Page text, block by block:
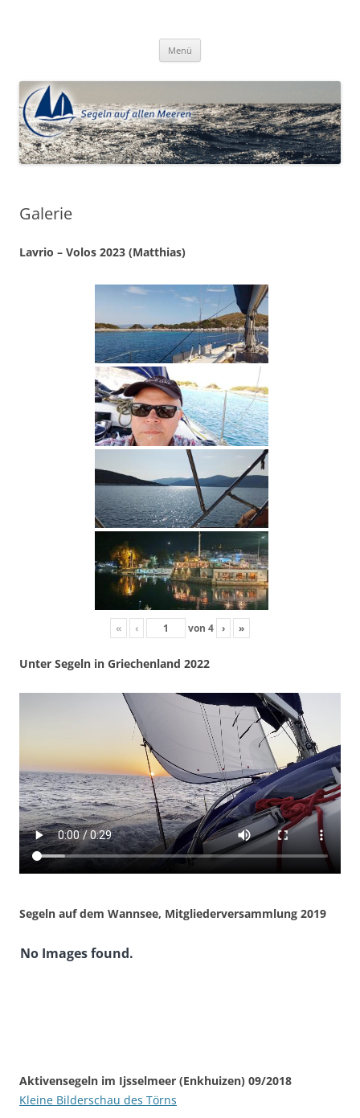
Menü
Galerie
Lavrio – Volos 2023 (Matthias)
« ‹ von 4 › »
Unter Segeln in Griechenland 2022
Segeln auf dem Wannsee, Mitgliederversammlung 2019
No Images found.
Aktivensegeln im Ijsselmeer (Enkhuizen) 09/2018
Kleine Bilderschau des Törns